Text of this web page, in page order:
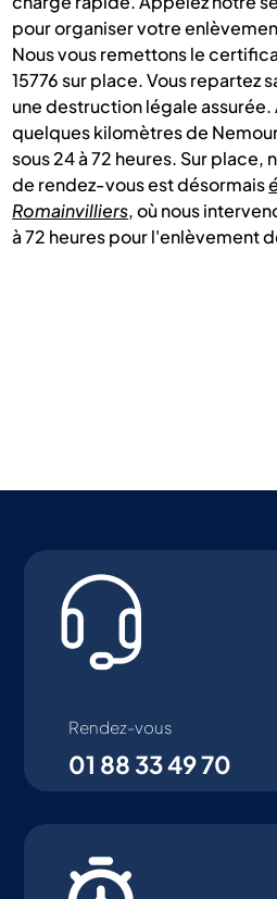
pour organiser votre
Nous vous remettons le
15776 sur place. Vous repartez
une destruction légale
quelques kilomètres de
sous 24 à 72 heures. Sur place,
de rendez-vous est désormais
Romainvilliers, où nous
à 72 heures pour l'enlèvement
Rendez-vous
01 88 33 49 70